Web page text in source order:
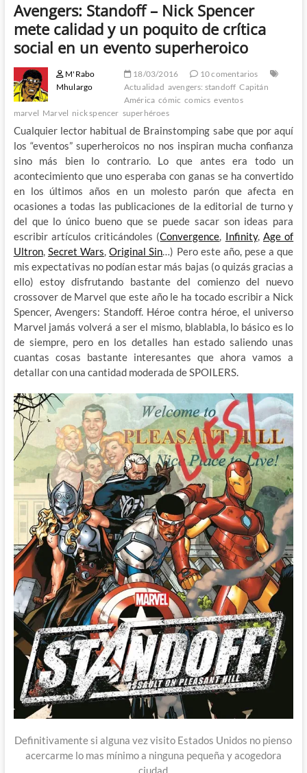
Avengers: Standoff – Nick Spencer
mete calidad y un poquito de crítica
social en un evento superheroico
M'Rabo
Mhulargo
18/03/2016
10 comentarios
Actualidad avengers: standoff Capitán
América cómic comics eventos
marvel Marvel nick spencer superhéroes
Cualquier lector habitual de Brainstomping sabe que por aquí
los “eventos” superheroicos no nos inspiran mucha confianza
sino más bien lo contrario. Lo que antes era todo un
acontecimiento que uno esperaba con ganas se ha convertido
en los últimos años en un molesto parón que afecta en
ocasiones a todas las publicaciones de la editorial de turno y
del que lo único bueno que se puede sacar son ideas para
escribir artículos criticándoles (Convergence, Infinity, Age of
Ultron, Secret Wars,Original Sin…) Pero este año, pese a que
mis expectativas no podían estar más bajas (o quizás gracias a
ello) estoy disfrutando bastante del comienzo del nuevo
crossover de Marvel que este año le ha tocado escribir a Nick
Spencer, Avengers: Standoff. Héroe contra héroe, el universo
Marvel jamás volverá a ser el mismo, blablabla, lo básico es lo
de siempre, pero en los detalles han estado saliendo unas
cuantas cosas bastante interesantes que ahora vamos a
detallar con una cantidad moderada de SPOILERS.
Definitivamente si alguna vez visito Estados Unidos no pienso
acercarme lo mas mínimo a ninguna pequeña y acogedora
ciudad